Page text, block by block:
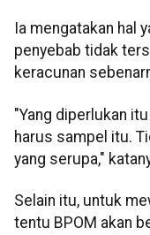
Ia mengatakan hal
penyebab tidak
keracunan
"Yang diperlukan
harus sampel itu.
yang serupa,"
Selain itu, untuk
tentu BPOM akan